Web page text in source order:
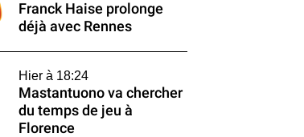
Franck Haise prolonge
déjà avec Rennes
Hier à 18:24
Mastantuono va chercher
du temps de jeu à
Florence